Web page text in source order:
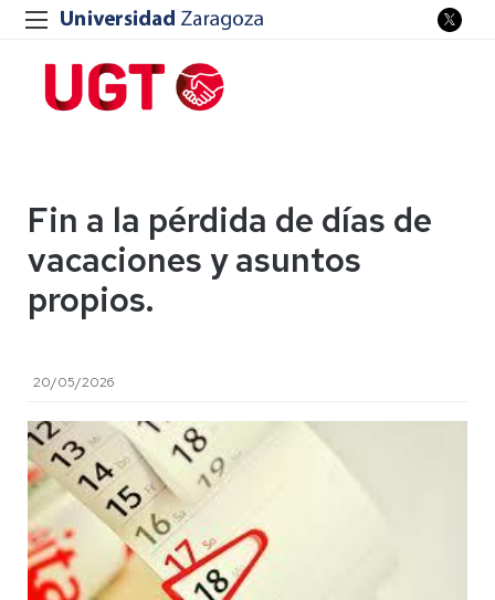
Fin a la pérdida de días de
vacaciones y asuntos
propios.
20/05/2026